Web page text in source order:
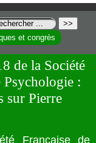
et congrès
de la Société
Psychologie :
sur Pierre
Française de